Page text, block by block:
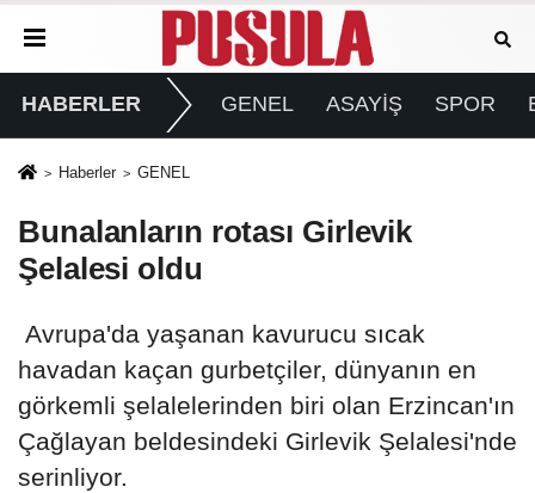
HABERLER GENEL ASAYİŞ SPOR
Haberler GENEL
Bunalanların rotası Girlevik
Şelalesi oldu
Avrupa'da yaşanan kavurucu sıcak
havadan kaçan gurbetçiler, dünyanın en
görkemli şelalelerinden biri olan Erzincan'ın
Çağlayan beldesindeki Girlevik Şelalesi'nde
serinliyor.